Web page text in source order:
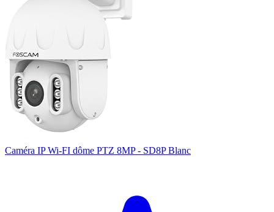
Caméra IP Wi-FI dôme PTZ 8MP - SD8P Blanc